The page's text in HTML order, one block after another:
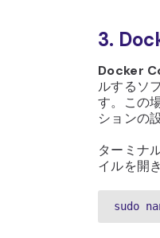
3.
Docker
ルするソ
す。この
ションの
ターミナ
イルを開
sudo